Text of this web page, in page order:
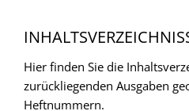
Hier finden Sie die
zurückliegenden Ausgaben
Heftnummern.